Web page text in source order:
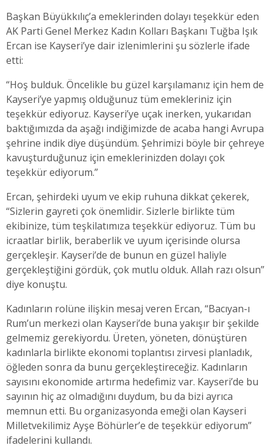
Başkan Büyükkılıç’a emeklerinden dolayı teşekkür eden
AK Parti Genel Merkez Kadın Kolları Başkanı Tuğba Işık
Ercan ise Kayseri’ye dair izlenimlerini şu sözlerle ifade
etti:
“Hoş bulduk. Öncelikle bu güzel karşılamanız için hem de
Kayseri’ye yapmış olduğunuz tüm emekleriniz için
teşekkür ediyoruz. Kayseri’ye uçak inerken, yukarıdan
baktığımızda da aşağı indiğimizde de acaba hangi Avrupa
şehrine indik diye düşündüm. Şehrimizi böyle bir çehreye
kavuşturduğunuz için emeklerinizden dolayı çok
teşekkür ediyorum.”
Ercan, şehirdeki uyum ve ekip ruhuna dikkat çekerek,
“Sizlerin gayreti çok önemlidir. Sizlerle birlikte tüm
ekibinize, tüm teşkilatımıza teşekkür ediyoruz. Tüm bu
icraatlar birlik, beraberlik ve uyum içerisinde olursa
gerçekleşir. Kayseri’de de bunun en güzel haliyle
gerçekleştiğini gördük, çok mutlu olduk. Allah razı olsun”
diye konuştu.
Kadınların rolüne ilişkin mesaj veren Ercan, “Bacıyan-ı
Rum’un merkezi olan Kayseri’de buna yakışır bir şekilde
gelmemiz gerekiyordu. Üreten, yöneten, dönüştüren
kadınlarla birlikte ekonomi toplantısı zirvesi planladık,
öğleden sonra da bunu gerçekleştireceğiz. Kadınların
sayısını ekonomide artırma hedefimiz var. Kayseri’de bu
sayının hiç az olmadığını duydum, bu da bizi ayrıca
memnun etti. Bu organizasyonda emeği olan Kayseri
Milletvekilimiz Ayşe Böhürler’e de teşekkür ediyorum”
ifadelerini kullandı.